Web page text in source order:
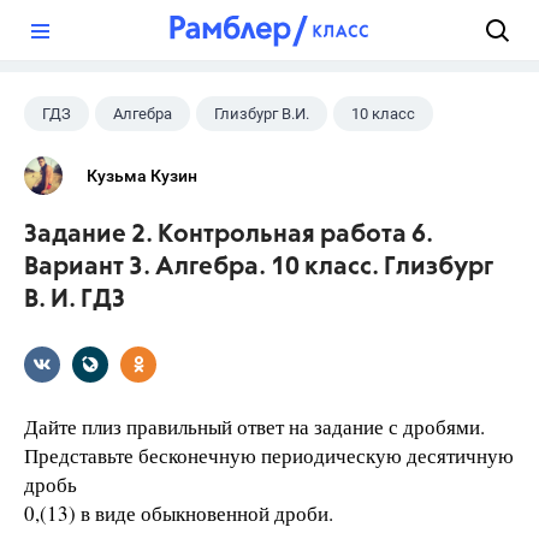
ГДЗ Алгебра Глизбург В.И. 10 класс
Кузьма Кузин
Задание 2. Контрольная работа 6.
Вариант 3. Алгебра. 10 класс. Глизбург
В. И. ГДЗ
Дайте плиз правильный ответ на задание с дробями.
Представьте бесконечную периодическую десятичную
дробь
0,(13) в виде обыкновенной дроби.